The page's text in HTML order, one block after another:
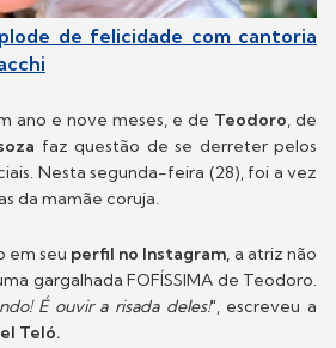
de felicidade com cantoria
ano e nove meses, e de Teodoro, de
faz questão de se derreter pelos
Nesta segunda-feira (28), foi a vez
da mamãe coruja.
em seu perfil no Instagram, a atriz não
gargalhada FOFÍSSIMA de Teodoro.
É ouvir a risada deles!", escreveu a
Teló.